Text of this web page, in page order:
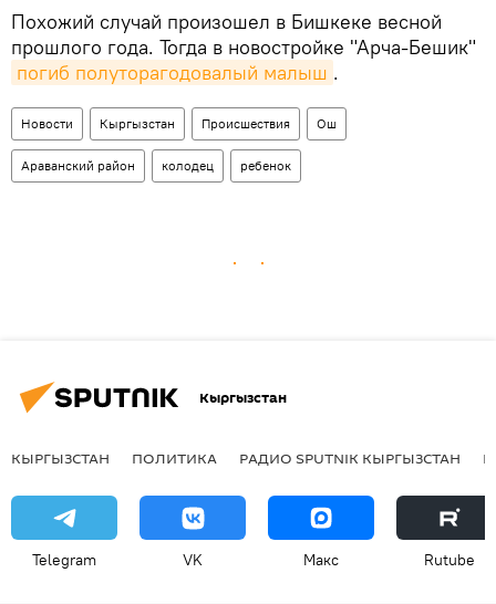
Похожий случай произошел в Бишкеке весной
прошлого года. Тогда в новостройке "Арча-Бешик"
погиб полуторагодовалый малыш .
Новости Кыргызстан Происшествия Ош
Араванский район колодец ребенок
Кыргызстан
КЫРГЫЗСТАН ПОЛИТИКА РАДИО SPUTNIK КЫРГЫЗСТАН
Telegram VK Макс Rutube